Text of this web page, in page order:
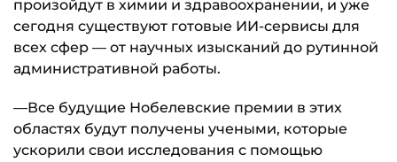
произойдут в химии и здравоохранении, и уже
сегодня существуют готовые ИИ-сервисы для
всех сфер — от научных изысканий до рутинной
административной работы.
—Все будущие Нобелевские премии в этих
областях будут получены учеными, которые
ускорили свои исследования с помощью